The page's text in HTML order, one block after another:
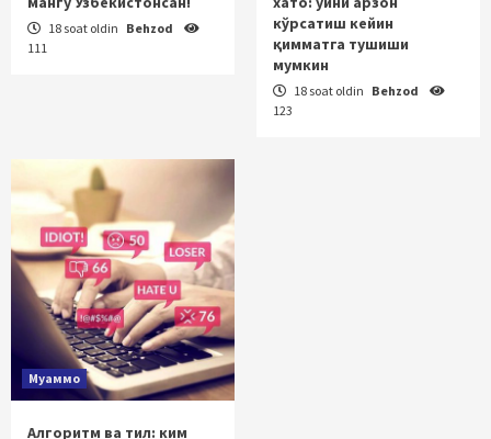
18 soat oldin Behzod
111
кўрсатиш кейин
қимматга тушиши
мумкин
18 soat oldin Behzod
123
Муаммо
Алгоритм ва тил: ким